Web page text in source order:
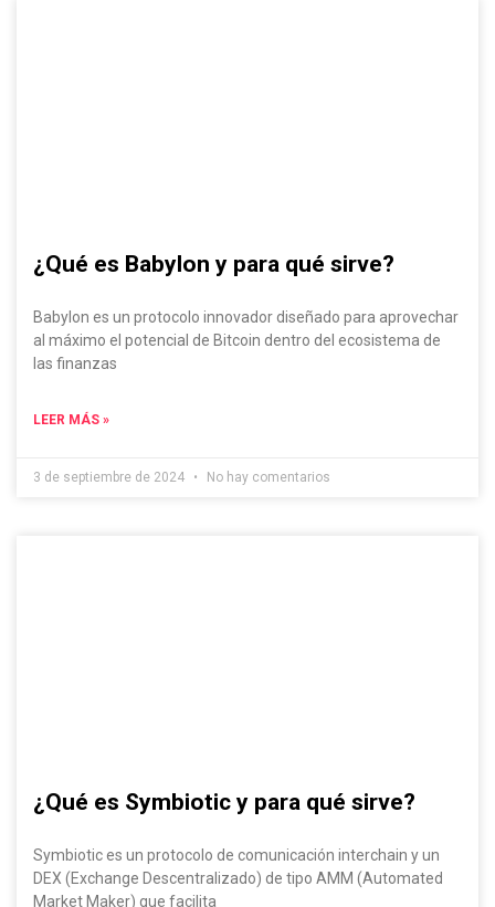
¿Qué es Babylon y para qué sirve?
Babylon es un protocolo innovador diseñado para aprovechar
al máximo el potencial de Bitcoin dentro del ecosistema de
las finanzas
LEER MÁS »
3 de septiembre de 2024 No hay comentarios
¿Qué es Symbiotic y para qué sirve?
Symbiotic es un protocolo de comunicación interchain y un
DEX (Exchange Descentralizado) de tipo AMM (Automated
Market Maker) que facilita